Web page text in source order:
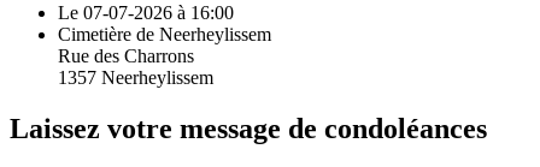
Le 07-07-2026 à 16:00
Cimetière de Neerheylissem
Rue des Charrons
1357 Neerheylissem
Laissez votre message de condoléances